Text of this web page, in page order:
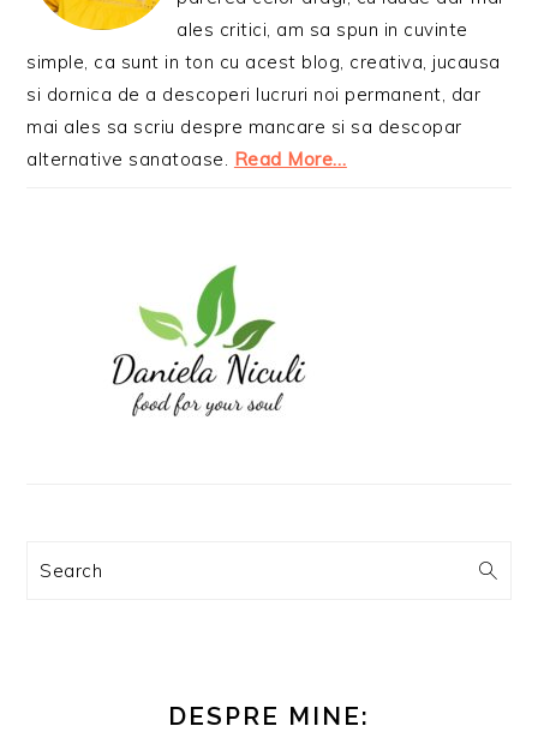
ales critici, am sa spun in cuvinte
simple, ca sunt in ton cu acest blog, creativa, jucausa
si dornica de a descoperi lucruri noi permanent, dar
mai ales sa scriu despre mancare si sa descopar
alternative sanatoase. Read More…
Search
DESPRE MINE: